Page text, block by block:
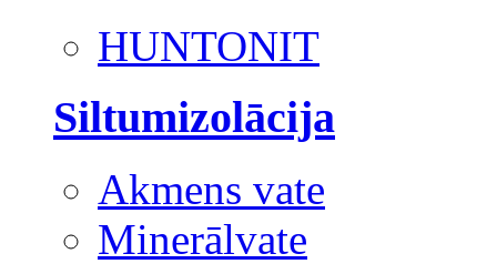
HUNTONIT
Siltumizolācija
Akmens vate
Minerālvate